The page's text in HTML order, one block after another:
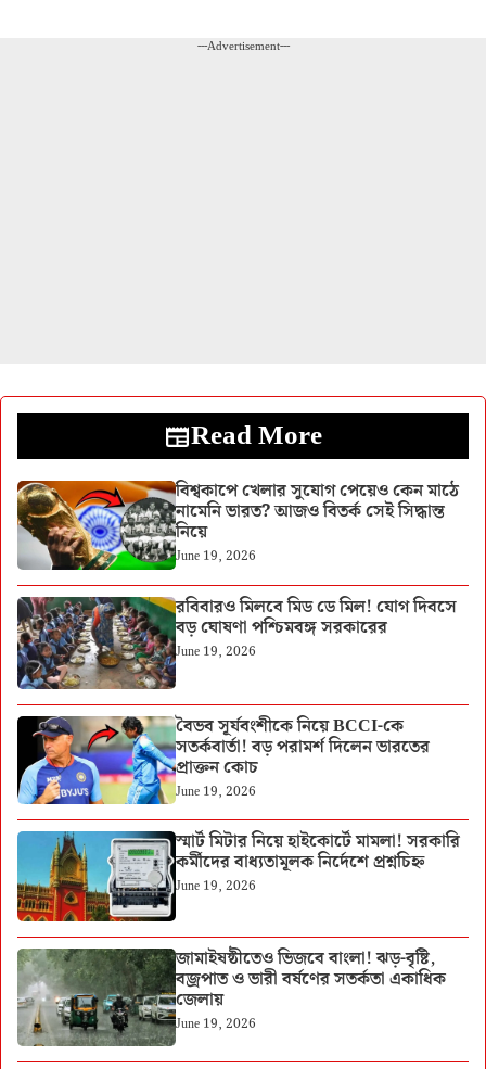
---Advertisement---
Read More
বিশ্বকাপে খেলার সুযোগ পেয়েও কেন মাঠে
নামেনি ভারত? আজও বিতর্ক সেই সিদ্ধান্ত
নিয়ে
June 19, 2026
রবিবারও মিলবে মিড ডে মিল! যোগ দিবসে
বড় ঘোষণা পশ্চিমবঙ্গ সরকারের
June 19, 2026
বৈভব সূর্যবংশীকে নিয়ে BCCI-কে
সতর্কবার্তা! বড় পরামর্শ দিলেন ভারতের
প্রাক্তন কোচ
June 19, 2026
স্মার্ট মিটার নিয়ে হাইকোর্টে মামলা! সরকারি
কর্মীদের বাধ্যতামূলক নির্দেশে প্রশ্নচিহ্ন
June 19, 2026
জামাইষষ্ঠীতেও ভিজবে বাংলা! ঝড়-বৃষ্টি,
বজ্রপাত ও ভারী বর্ষণের সতর্কতা একাধিক
জেলায়
June 19, 2026